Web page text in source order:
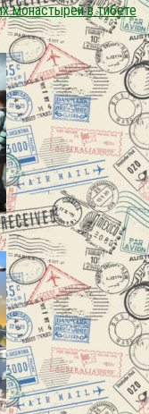
монастырей в тибете